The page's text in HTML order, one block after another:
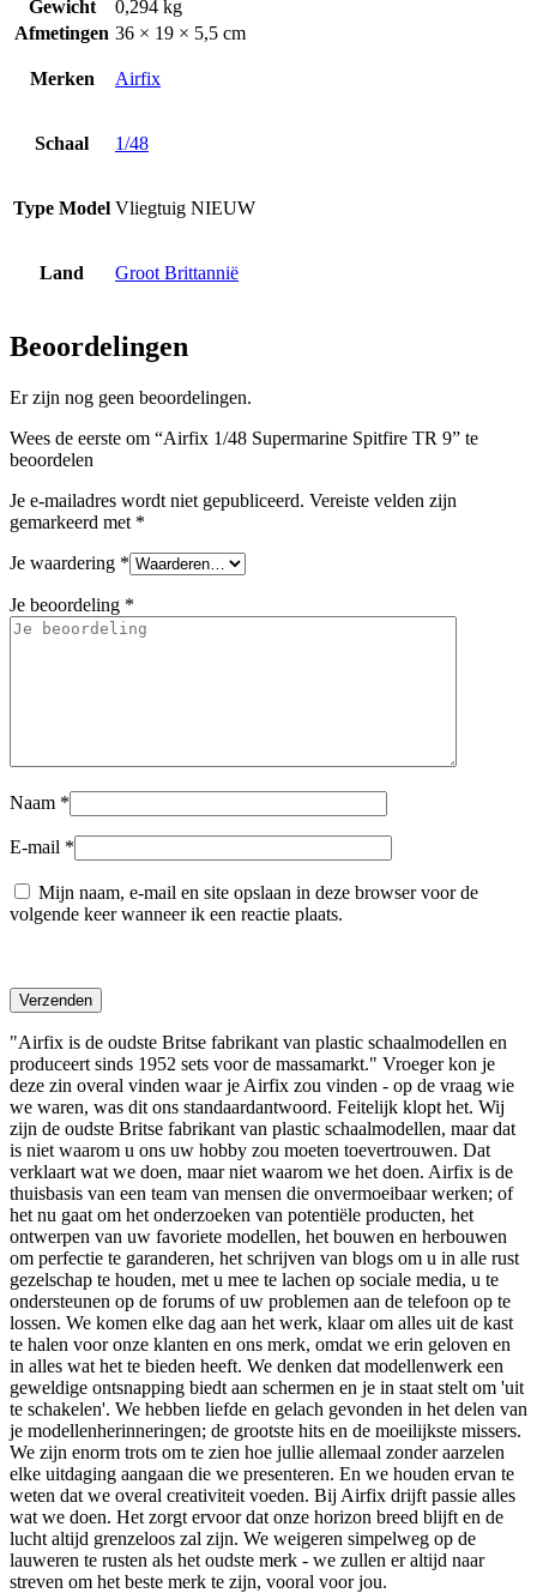
Gewicht
0,294 kg
Afmetingen 36 × 19 × 5,5 cm
Merken Airfix
Schaal 1/48
Type Model Vliegtuig NIEUW
Land Groot Brittannië
Beoordelingen
Er zijn nog geen beoordelingen.
Wees de eerste om “Airfix 1/48 Supermarine Spitfire TR 9” te
beoordelen
Je e-mailadres wordt niet gepubliceerd. Vereiste velden zijn
gemarkeerd met *
Je waardering *
Je beoordeling *
Naam *
E-mail *
Mijn naam, e-mail en site opslaan in deze browser voor de
volgende keer wanneer ik een reactie plaats.
"Airfix is ​​de oudste Britse fabrikant van plastic schaalmodellen en
produceert sinds 1952 sets voor de massamarkt." Vroeger kon je
deze zin overal vinden waar je Airfix zou vinden - op de vraag wie
we waren, was dit ons standaardantwoord. Feitelijk klopt het. Wij
zijn de oudste Britse fabrikant van plastic schaalmodellen, maar dat
is niet waarom u ons uw hobby zou moeten toevertrouwen. Dat
verklaart wat we doen, maar niet waarom we het doen. Airfix is ​​de
thuisbasis van een team van mensen die onvermoeibaar werken; of
het nu gaat om het onderzoeken van potentiële producten, het
ontwerpen van uw favoriete modellen, het bouwen en herbouwen
om perfectie te garanderen, het schrijven van blogs om u in alle rust
gezelschap te houden, met u mee te lachen op sociale media, u te
ondersteunen op de forums of uw problemen aan de telefoon op te
lossen. We komen elke dag aan het werk, klaar om alles uit de kast
te halen voor onze klanten en ons merk, omdat we erin geloven en
in alles wat het te bieden heeft. We denken dat modellenwerk een
geweldige ontsnapping biedt aan schermen en je in staat stelt om 'uit
te schakelen'. We hebben liefde en gelach gevonden in het delen van
je modellenherinneringen; de grootste hits en de moeilijkste missers.
We zijn enorm trots om te zien hoe jullie allemaal zonder aarzelen
elke uitdaging aangaan die we presenteren. En we houden ervan te
weten dat we overal creativiteit voeden. Bij Airfix drijft passie alles
wat we doen. Het zorgt ervoor dat onze horizon breed blijft en de
lucht altijd grenzeloos zal zijn. We weigeren simpelweg op de
lauweren te rusten als het oudste merk - we zullen er altijd naar
streven om het beste merk te zijn, vooral voor jou.